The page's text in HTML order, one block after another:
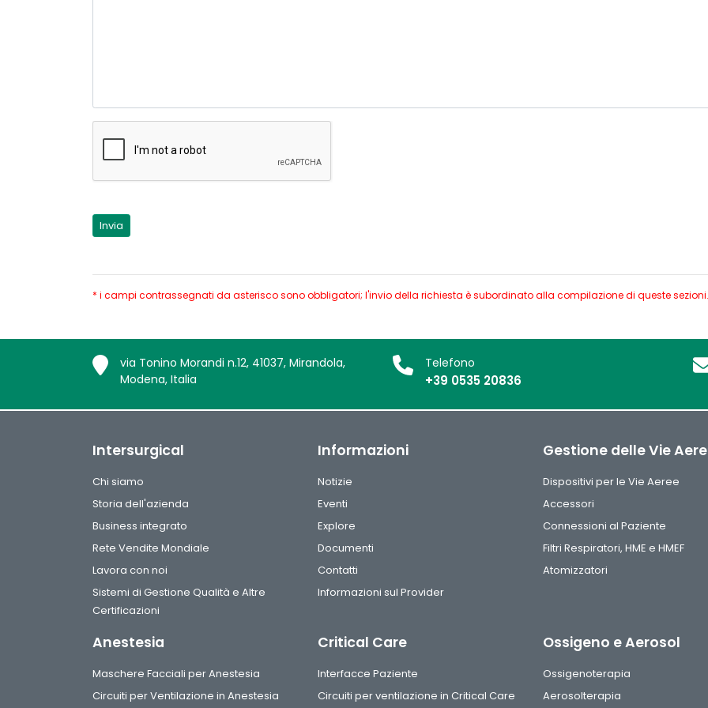
* i campi contrassegnati da asterisco sono obbligatori; l'invio della richiesta è subordinato alla compilazione di queste sezioni.
via Tonino Morandi n.12, 41037, Mirandola,
Modena, Italia
Telefono
+39 0535 20836
Intersurgical
Chi siamo
Storia dell'azienda
Business integrato
Rete Vendite Mondiale
Lavora con noi
Sistemi di Gestione Qualità e Altre
Certificazioni
Informazioni
Notizie
Eventi
Explore
Documenti
Contatti
Informazioni sul Provider
Gestione delle Vie
Dispositivi per le Vie Aeree
Accessori
Connessioni al Paziente
Filtri Respiratori, HME e HMEF
Atomizzatori
Anestesia
Maschere Facciali per Anestesia
Circuiti per Ventilazione in Anestesia
Critical Care
Interfacce Paziente
Circuiti per ventilazione in Critical Care
Ossigeno e Aerosol
Ossigenoterapia
Aerosolterapia